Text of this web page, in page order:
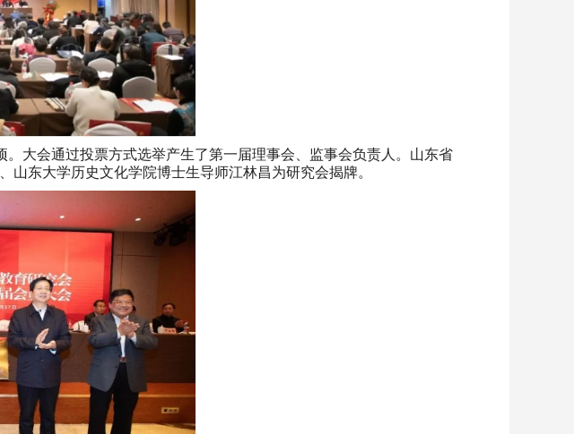
大会通过投票方式选举产生了第一届理事会、监事会负责人。山东省
东大学历史文化学院博士生导师江林昌为研究会揭牌。